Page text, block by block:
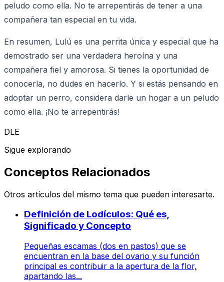
peludo como ella. No te arrepentirás de tener a una
compañera tan especial en tu vida.
En resumen, Lulú es una perrita única y especial que ha
demostrado ser una verdadera heroína y una
compañera fiel y amorosa. Si tienes la oportunidad de
conocerla, no dudes en hacerlo. Y si estás pensando en
adoptar un perro, considera darle un hogar a un peludo
como ella. ¡No te arrepentirás!
DLE
Sigue explorando
Conceptos Relacionados
Otros artículos del mismo tema que pueden interesarte.
Definición de Lodículos: Qué es,
Significado y Concepto
Pequeñas escamas (dos en pastos) que se
encuentran en la base del ovario y su función
principal es contribuir a la apertura de la flor,
apartando las...